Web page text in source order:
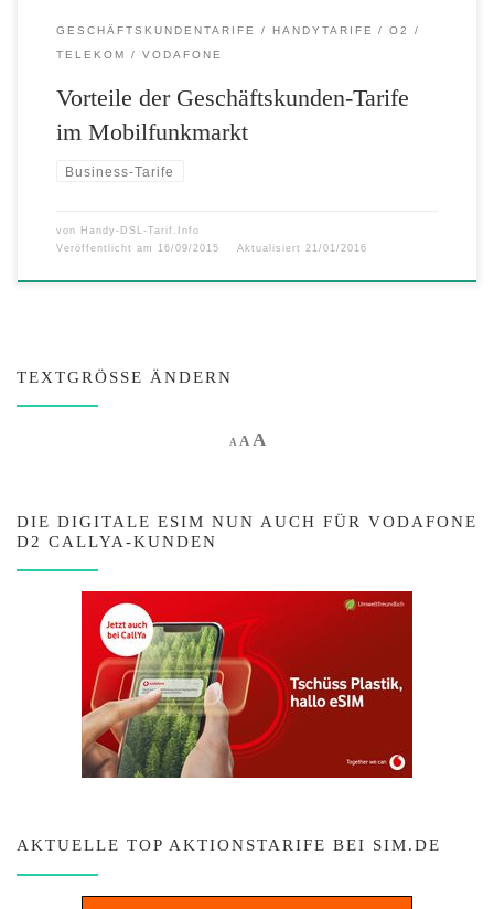
GESCHÄFTSKUNDENTARIFE HANDYTARIFE
O2
TELEKOM
VODAFONE
Vorteile der Geschäftskunden-Tarife
im Mobilfunkmarkt
Business-Tarife
von Handy-DSL-Tarif.Info
Veröffentlicht am
16/09/2015 Aktualisiert 21/01/2016
TEXTGRÖSSE ÄNDERN
A Decrease font size.
AReset font size.
AIncrease font size.
DIE DIGITALE ESIM NUN AUCH FÜR VODAFONE
D2 CALLYA-KUNDEN
AKTUELLE TOP AKTIONSTARIFE BEI SIM.DE